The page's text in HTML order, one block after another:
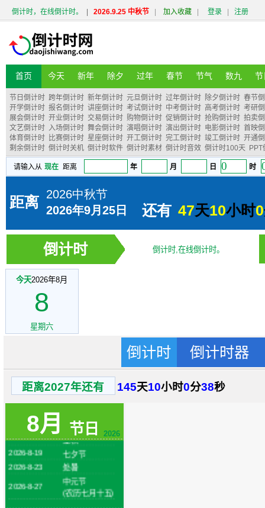
倒计时，在线倒计时。 2026.9.25 中秋节 加入收藏 登录 注册
首页 今天 新年 除夕 过年 春节 节气 数九 节
节日倒计时 跨年倒计时 新年倒计时 元旦倒计时 过年倒计时 除夕倒计时 春节
开学倒计时 报名倒计时 讲座倒计时 考试倒计时 中考倒计时 高考倒计时 考研
展会倒计时 开业倒计时 交易倒计时 购物倒计时 促销倒计时 抢购倒计时 拍卖
文艺倒计时 入场倒计时 舞会倒计时 演唱倒计时 演出倒计时 电影倒计时 首映
体育倒计时 比赛倒计时 星座倒计时 开工倒计时 完工倒计时 竣工倒计时 开通
剩余倒计时 倒计时关机 倒计时软件 倒计时素材 倒计时音效 倒计时100天 PPT
倒计时 倒计时,在线倒计时。
今天2026年8月
8
星期六
倒计时 倒计时器
距离2027年还有 145天10小时0分38秒
8月 节日 2026
2026-8-1 建军节
2026-8-6
火把节
(农历六月二十
2026-8-7
立秋
七夕节
2026-8-23
处暑
中元节
(农历七月十五)